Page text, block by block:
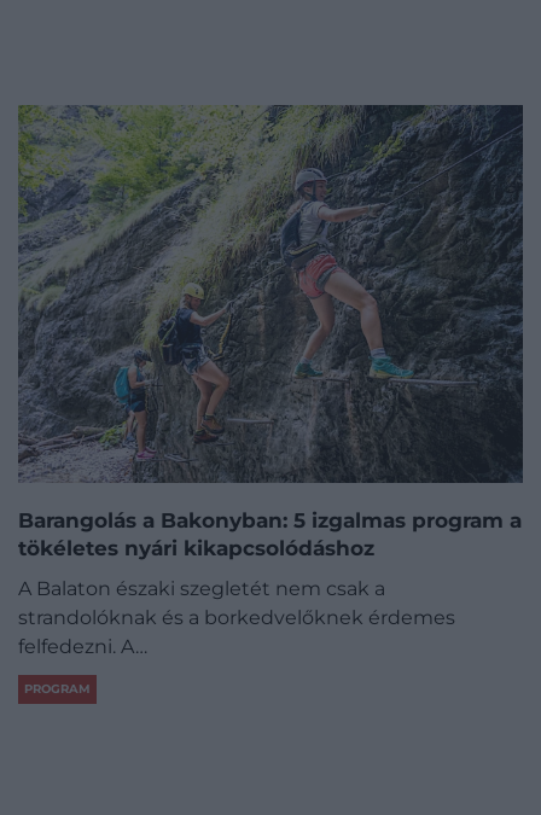
Barangolás a Bakonyban: 5 izgalmas program a
tökéletes nyári kikapcsolódáshoz
A Balaton északi szegletét nem csak a
strandolóknak és a borkedvelőknek érdemes
felfedezni. A…
PROGRAM